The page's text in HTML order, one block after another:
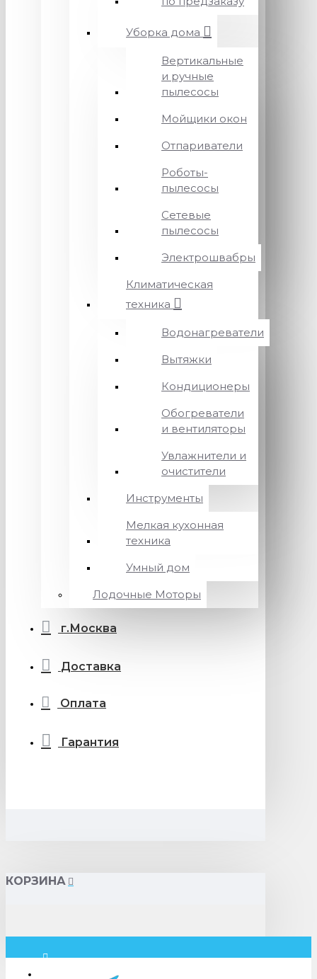
Уборка дома
Вертикальные
и ручные
пылесосы
Мойщики окон
Отпариватели
Роботы-
пылесосы
Сетевые
пылесосы
Электрошвабры
Климатическая
техника
Водонагреватели
Вытяжки
Кондиционеры
Обогреватели
и вентиляторы
Увлажнители и
очистители
Инструменты
Мелкая кухонная
техника
Умный дом
Лодочные Моторы
г.Москва
Доставка
Оплата
Гарантия
КОРЗИНА